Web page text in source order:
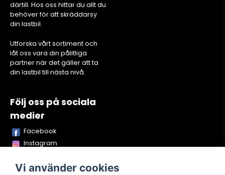
därtill. Hos oss hittar du allt du
behöver för att skräddarsy
din lastbil.
Utforska vårt sortiment och
låt oss vara din pålitliga
partner när det gäller att ta
din lastbil till nästa nivå.
Följ oss på sociala
medier
Facebook
Instagram
TikTok
Vi använder cookies